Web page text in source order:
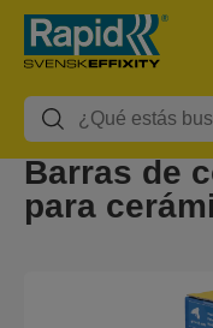
Barras de
para